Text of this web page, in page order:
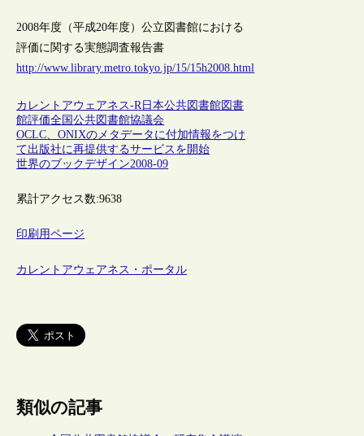
2008年度（平成20年度）公立図書館における
評価に関する実態調査報告書
http://www.library.metro.tokyo.jp/15/15h2008.html
カレントアウェアネス-R日本公共図書館図書
館評価全国公共図書館協議会
OCLC、ONIXのメタデータに付加情報をつけ
て出版社に再提供するサービスを開始
世界のブックデザイン2008-09
累計アクセス数:9638
印刷用ページ
カレントアウェアネス・ポータル
類似の記事